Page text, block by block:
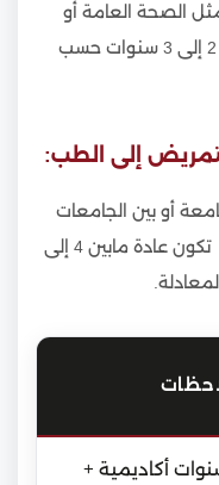
الصحة العامة أو
الإدارة الصحية، وتتراوح مدتها من 2 إلى 3 سنوات حسب
إلى الطب:
أو بين الجامعات
المصرية، فإن المدة المتبقية للدراسة تكون عادة مابين 4 إلى
سنوات أكاديمية +